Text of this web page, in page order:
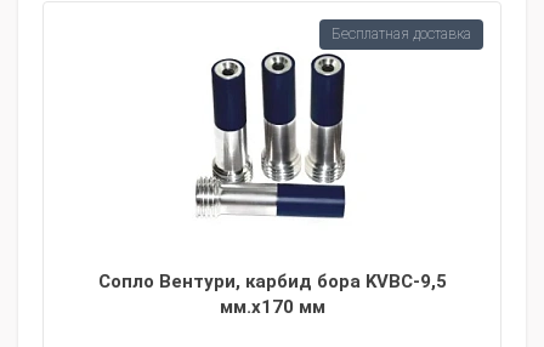
Сопло Вентури, карбид бора KVBC-9,5
мм.х170 мм
Бесплатная доставка